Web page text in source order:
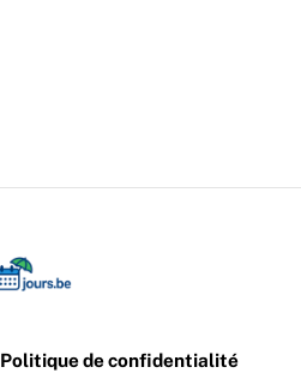
Politique de confidentialité